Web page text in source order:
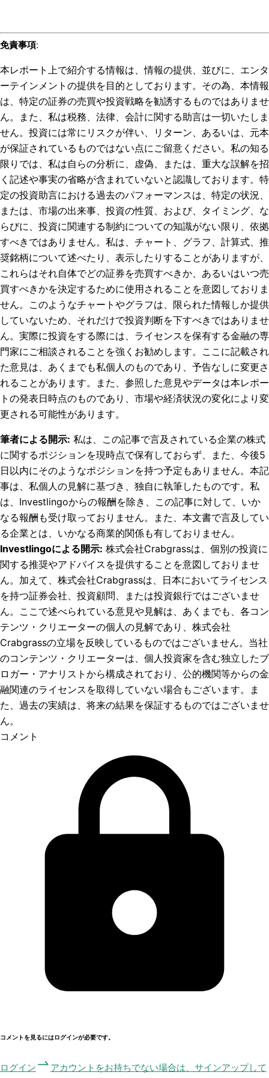
免責事項:
本レポート上で紹介する情報は、情報の提供、並びに、エンタ
ーテインメントの提供を目的としております。その為、本情報
は、特定の証券の売買や投資戦略を勧誘するものではありませ
ん。また、私は税務、法律、会計に関する助言は一切いたしま
せん。投資には常にリスクが伴い、リターン、あるいは、元本
が保証されているものではない点にご留意ください。私の知る
限りでは、私は自らの分析に、虚偽、または、重大な誤解を招
く記述や事実の省略が含まれていないと認識しております。特
定の投資助言における過去のパフォーマンスは、特定の状況、
または、市場の出来事、投資の性質、および、タイミング、な
らびに、投資に関連する制約についての知識がない限り、依拠
すべきではありません。私は、チャート、グラフ、計算式、推
奨銘柄について述べたり、表示したりすることがありますが、
これらはそれ自体でどの証券を売買すべきか、あるいはいつ売
買すべきかを決定するために使用されることを意図しておりま
せん。このようなチャートやグラフは、限られた情報しか提供
していないため、それだけで投資判断を下すべきではありませ
ん。実際に投資をする際には、ライセンスを保有する金融の専
門家にご相談されることを強くお勧めします。ここに記載され
た意見は、あくまでも私個人のものであり、予告なしに変更さ
れることがあります。また、参照した意見やデータは本レポー
トの発表日時点のものであり、市場や経済状況の変化により変
更される可能性があります。
筆者による開示: 私は、この記事で言及されている企業の株式
に関するポジションを現時点で保有しておらず、また、今後5
日以内にそのようなポジションを持つ予定もありません。 本記
事は、私個人の見解に基づき、独自に執筆したものです。私
は、Investlingoからの報酬を除き、この記事に対して、いか
なる報酬も受け取っておりません。また、本文書で言及してい
る企業とは、いかなる商業的関係も有しておりません。
Investlingoによる開示: 株式会社Crabgrassは、個別の投資に
関する推奨やアドバイスを提供することを意図しておりませ
ん。加えて、株式会社Crabgrassは、日本においてライセンス
を持つ証券会社、投資顧問、または投資銀行ではございませ
ん。ここで述べられている意見や見解は、あくまでも、各コン
テンツ・クリエーターの個人の見解であり、株式会社
Crabgrassの立場を反映しているものではございません。当社
のコンテンツ・クリエーターは、個人投資家を含む独立したブ
ロガー・アナリストから構成されており、公的機関等からの金
融関連のライセンスを取得していない場合もございます。ま
た、過去の実績は、将来の結果を保証するものではございませ
ん。
コメント
コメントを見るにはログインが必要です。
ログイン
アカウントをお持ちでない場合は、サインアップして